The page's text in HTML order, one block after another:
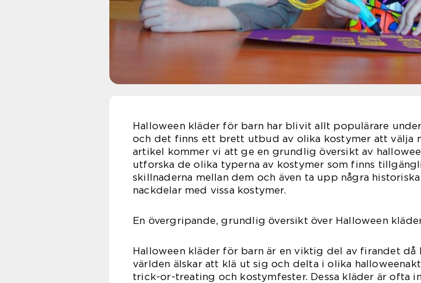
Halloween kläder för barn har blivit allt populärare under
och det finns ett brett utbud av olika kostymer att välja
artikel kommer vi att ge en grundlig översikt av
utforska de olika typerna av kostymer som finns
skillnaderna mellan dem och även ta upp några
nackdelar med vissa kostymer.
En övergripande, grundlig översikt över Halloween
Halloween kläder för barn är en viktig del av firandet då
världen älskar att klä ut sig och delta i olika
trick-or-treating och kostymfester. Dessa kläder är ofta